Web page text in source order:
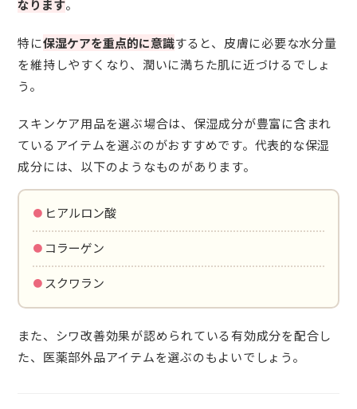
なります。
特に保湿ケアを重点的に意識すると、皮膚に必要な水分量
を維持しやすくなり、潤いに満ちた肌に近づけるでしょ
う。
スキンケア用品を選ぶ場合は、保湿成分が豊富に含まれ
ているアイテムを選ぶのがおすすめです。代表的な保湿
成分には、以下のようなものがあります。
・ヒアルロン酸
・コラーゲン
・スクワラン
また、シワ改善効果が認められている有効成分を配合し
た、医薬部外品アイテムを選ぶのもよいでしょう。